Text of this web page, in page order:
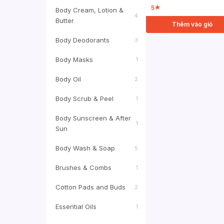
Body Cream, Lotion &
Butter
4
Body Deodorants 3
Body Masks 1
Body Oil 2
Body Scrub & Peel 1
Body Sunscreen & After
Sun
1
Body Wash & Soap 5
Brushes & Combs 1
Cotton Pads and Buds 2
Essential Oils 1
5★
Thêm vào giỏ